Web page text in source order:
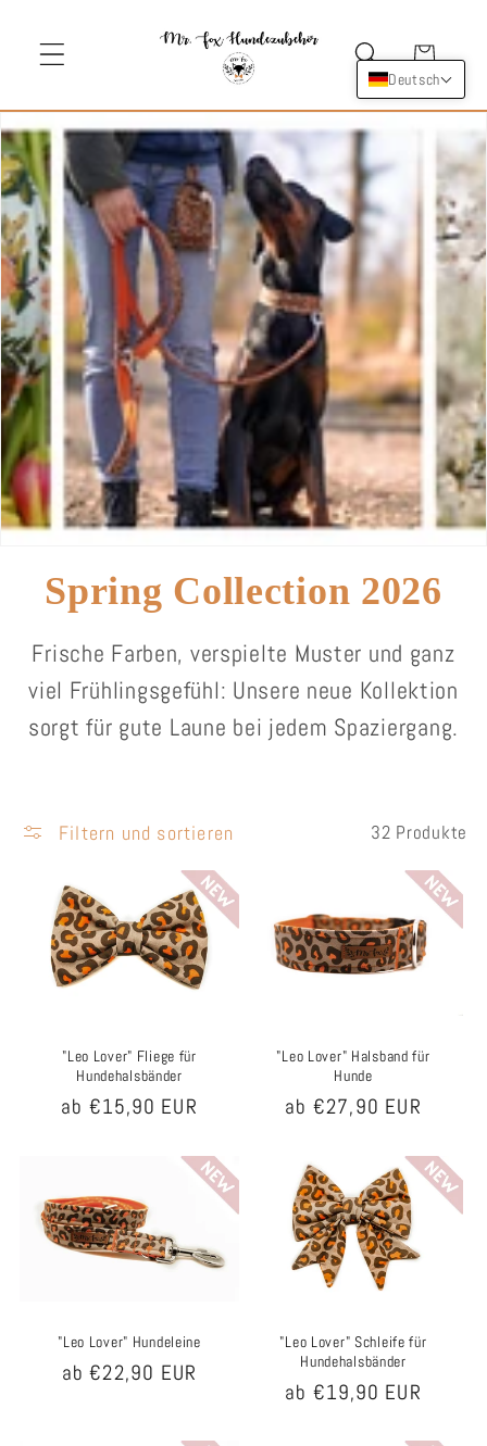
Inhalt
Warenkorb
K
a
t
e
o
r
i
e
Spring Collection 2026
Frische Farben, verspielte Muster und ganz
viel Frühlingsgefühl: Unsere neue Kollektion
sorgt für gute Laune bei jedem Spaziergang.
Filtern und sortieren 32 Produkte
"Leo Lover" Fliege für
Hundehalsbänder
Normaler
ab €15,90 EUR
"Leo Lover" Halsband für
Hunde
Normaler
ab €27,90 EUR
"Leo Lover" Hundeleine
Normaler
ab €22,90 EUR
"Leo Lover" Schleife für
Hundehalsbänder
Normaler
ab €19,90 EUR
Deutsch